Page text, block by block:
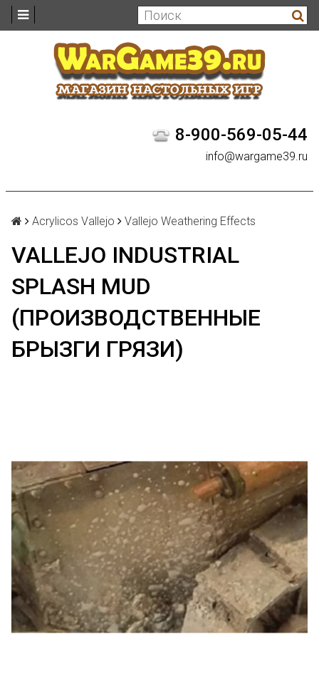
8-900-569-05-44
info@wargame39.ru
Acrylicos Vallejo Vallejo Weathering Effects
VALLEJO INDUSTRIAL
SPLASH MUD
(ПРОИЗВОДСТВЕННЫЕ
БРЫЗГИ ГРЯЗИ)